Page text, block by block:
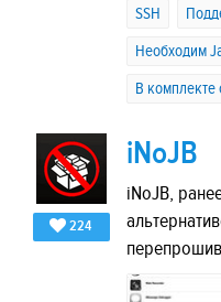
SSH
Необходим
В комплекте
224
iNoJB
iNoJB,